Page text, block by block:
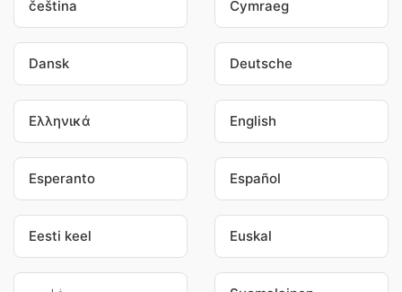
čeština Cymraeg
Dansk Deutsche
Ελληνικά English
Esperanto Español
Eesti keel Euskal